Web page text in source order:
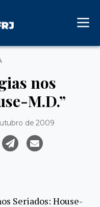
nos
M.D.”
de 2009
Seriados: House-